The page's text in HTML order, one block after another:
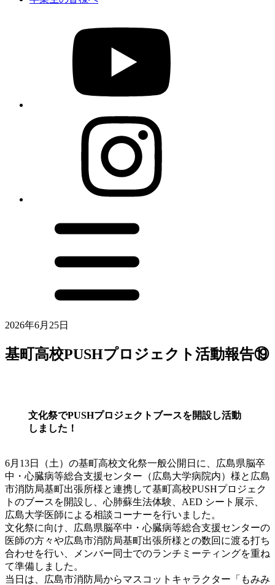
2026年6月25日
基町高校PUSHプロジェクト活動報告⑲
文化祭でPUSHプロジェクトブースを開設し活動
しました！
6月13日（土）の基町高校文化祭一般公開日に、広島県脳卒
中・心臓病等総合支援センター（広島大学病院内）様と広島
市消防局基町出張所様と連携して基町高校PUSHプロジェク
トのブースを開設し、心肺蘇生法体験、AED シート展示、
広島大学医師による相談コーナーを行いました。
文化祭に向け、広島県脳卒中・心臓病等総合支援センターの
医師の方々や広島市消防局基町出張所様との数回に渡る打ち
合わせを行い、メンバー同士でのランチミーティングを重ね
て準備しました。
当日は、広島市消防局からマスコットキャラクター「もみみ